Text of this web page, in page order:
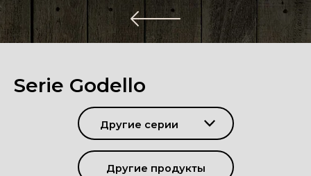
Serie Godello
Другие серии
Другие продукты